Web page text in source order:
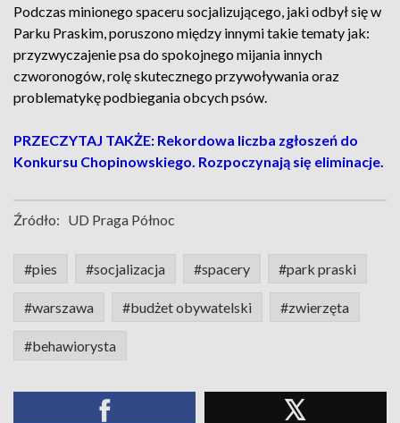
Podczas minionego spaceru socjalizującego, jaki odbył się w
Parku Praskim, poruszono między innymi takie tematy jak:
przyzwyczajenie psa do spokojnego mijania innych
czworonogów, rolę skutecznego przywoływania oraz
problematykę podbiegania obcych psów.
PRZECZYTAJ TAKŻE: Rekordowa liczba zgłoszeń do
Konkursu Chopinowskiego. Rozpoczynają się eliminacje.
Źródło: UD Praga Północ
#pies #socjalizacja #spacery #park praski
#warszawa #budżet obywatelski #zwierzęta
#behawiorysta